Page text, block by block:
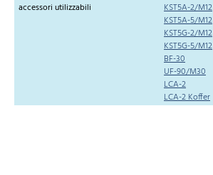
accessori utilizzabili
KST5A-2/M12
KST5A-5/M12
KST5G-2/M12
KST5G-5/M12
BF-30
UF-90/M30
LCA-2
LCA-2 Koffer